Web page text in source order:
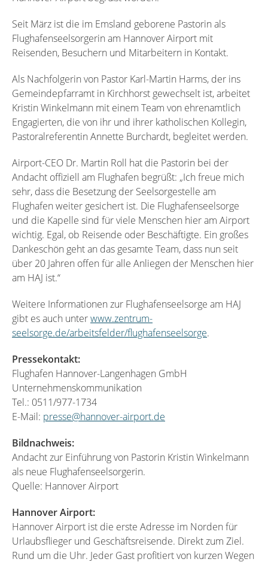
Seit März ist die im Emsland geborene Pastorin als
Flughafenseelsorgerin am Hannover Airport mit
Reisenden, Besuchern und Mitarbeitern in Kontakt.
Als Nachfolgerin von Pastor Karl-Martin Harms, der ins
Gemeindepfarramt in Kirchhorst gewechselt ist, arbeitet
Kristin Winkelmann mit einem Team von ehrenamtlich
Engagierten, die von ihr und ihrer katholischen Kollegin,
Pastoralreferentin Annette Burchardt, begleitet werden.
Airport-CEO Dr. Martin Roll hat die Pastorin bei der
Andacht offiziell am Flughafen begrüßt: „Ich freue mich
sehr, dass die Besetzung der Seelsorgestelle am
Flughafen weiter gesichert ist. Die Flughafenseelsorge
und die Kapelle sind für viele Menschen hier am Airport
wichtig. Egal, ob Reisende oder Beschäftigte. Ein großes
Dankeschön geht an das gesamte Team, dass nun seit
über 20 Jahren offen für alle Anliegen der Menschen hier
am HAJ ist.“
Weitere Informationen zur Flughafenseelsorge am HAJ
gibt es auch unterwww.zentrum-
seelsorge.de/arbeitsfelder/flughafenseelsorge.
Pressekontakt:
Flughafen Hannover-Langenhagen GmbH
Unternehmenskommunikation
Tel.: 0511/977-1734
E-Mail: presse@hannover-airport.de
Bildnachweis:
Andacht zur Einführung von Pastorin Kristin Winkelmann
als neue Flughafenseelsorgerin.
Quelle: Hannover Airport
Hannover Airport:
Hannover Airport ist die erste Adresse im Norden für
Urlaubsflieger und Geschäftsreisende. Direkt zum Ziel.
Rund um die Uhr. Jeder Gast profitiert von kurzen Wegen